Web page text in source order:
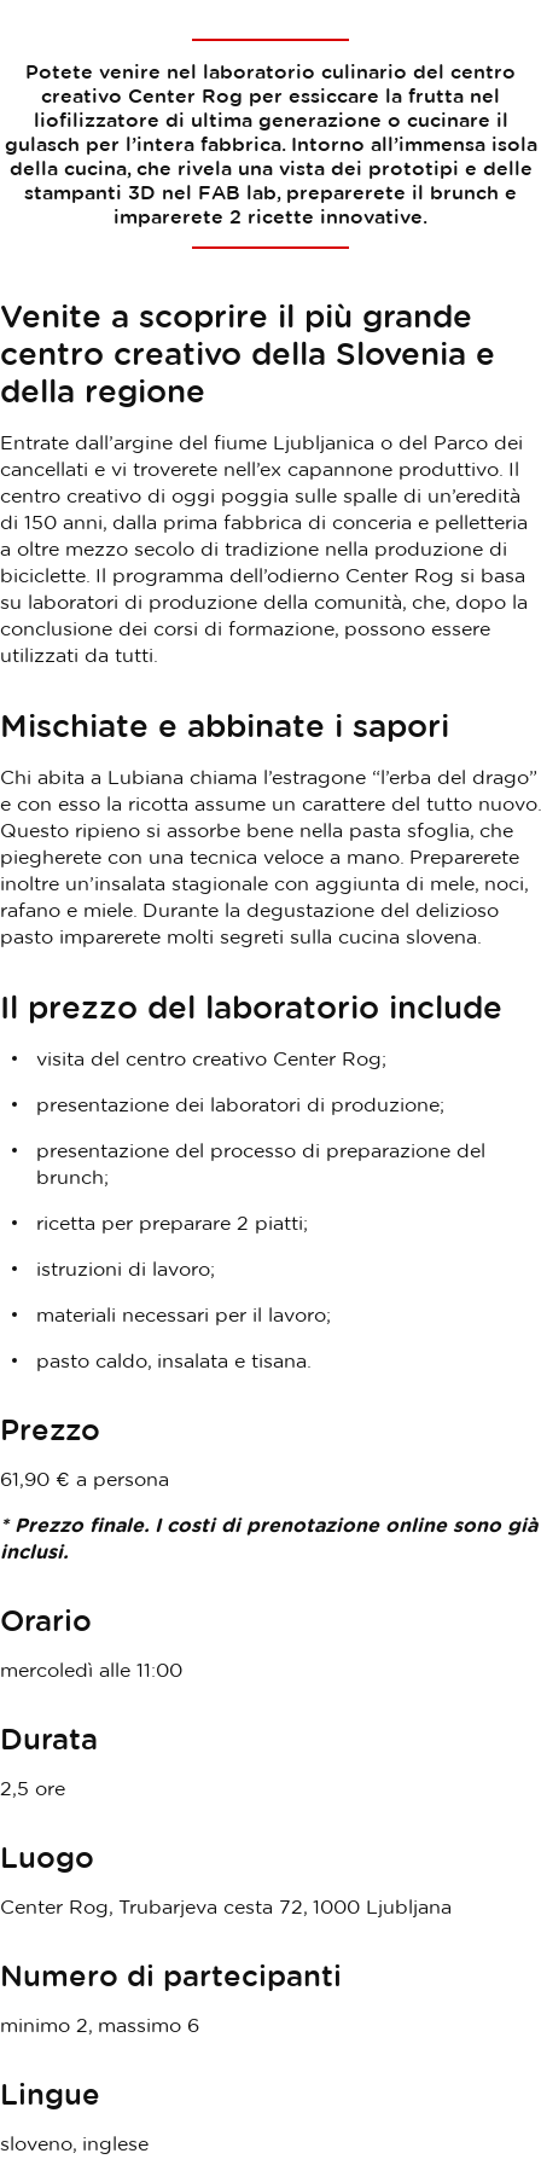
Potete venire nel laboratorio culinario del centro
creativo Center Rog per essiccare la frutta nel
liofilizzatore di ultima generazione o cucinare il
gulasch per l’intera fabbrica. Intorno all’immensa isola
della cucina, che rivela una vista dei prototipi e delle
stampanti 3D nel FAB lab, preparerete il brunch e
imparerete 2 ricette innovative.
Venite a scoprire il più grande
centro creativo della Slovenia e
della regione
Entrate dall’argine del fiume Ljubljanica o del Parco dei
cancellati e vi troverete nell’ex capannone produttivo. Il
centro creativo di oggi poggia sulle spalle di un’eredità
di 150 anni, dalla prima fabbrica di conceria e pelletteria
a oltre mezzo secolo di tradizione nella produzione di
biciclette. Il programma dell’odierno Center Rog si basa
su laboratori di produzione della comunità, che, dopo la
conclusione dei corsi di formazione, possono essere
utilizzati da tutti.
Mischiate e abbinate i sapori
Chi abita a Lubiana chiama l’estragone “l’erba del drago”
e con esso la ricotta assume un carattere del tutto nuovo.
Questo ripieno si assorbe bene nella pasta sfoglia, che
piegherete con una tecnica veloce a mano. Preparerete
inoltre un’insalata stagionale con aggiunta di mele, noci,
rafano e miele. Durante la degustazione del delizioso
pasto imparerete molti segreti sulla cucina slovena.
Il prezzo del laboratorio include
visita del centro creativo Center Rog;
presentazione dei laboratori di produzione;
presentazione del processo di preparazione del
brunch;
ricetta per preparare 2 piatti;
istruzioni di lavoro;
materiali necessari per il lavoro;
pasto caldo, insalata e tisana.
Prezzo
61,90 € a persona
* Prezzo finale. I costi di prenotazione online sono già
inclusi.
Orario
mercoledì alle 11:00
Durata
2,5 ore
Luogo
Center Rog, Trubarjeva cesta 72, 1000 Ljubljana
Numero di partecipanti
minimo 2, massimo 6
Lingue
sloveno, inglese